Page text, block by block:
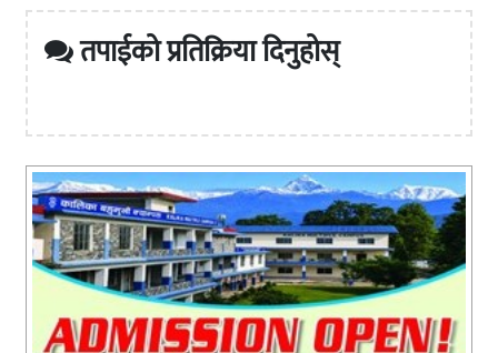
तपाईको प्रतिक्रिया दिनुहोस्